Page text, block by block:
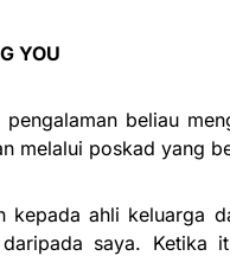
YOU
beliau
melalui poskad yang
kepada ahli keluarga
saya. Ketika